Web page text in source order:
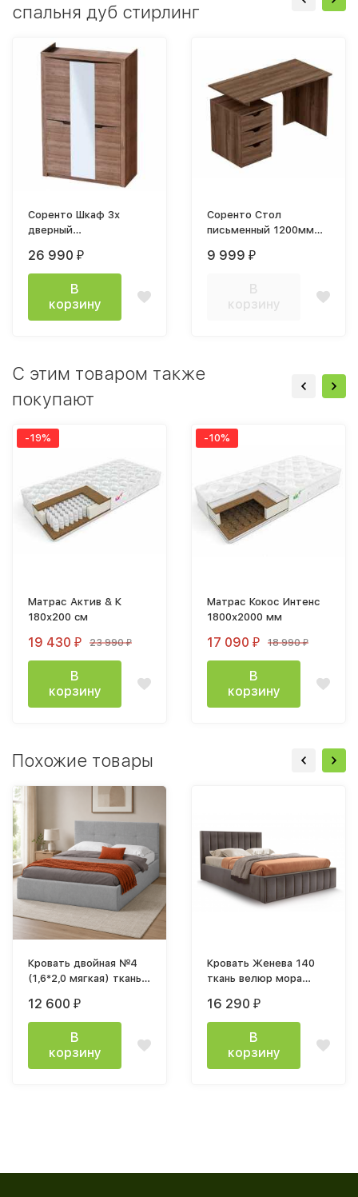
спальня дуб стирлинг
Соренто Шкаф 3х
дверный
стирлинг
26 990 ₽
В
корзину
Соренто Стол
письменный 1200мм
9 999 ₽
В
корзину
C этим товаром также
покупают
-19%
Матрас Актив & К
180х200 cм
19 430 ₽ 23 990₽
В
корзину
-10%
Матрас Кокос Интенс
1800х2000 мм
17 090 ₽ 18 990₽
В
корзину
Похожие товары
Кровать двойная №4
(1,6*2,0 мягкая) ткань
12 600 ₽
В
корзину
Кровать Женева 140
ткань велюр мора
каркас
16 290 ₽
В
корзину